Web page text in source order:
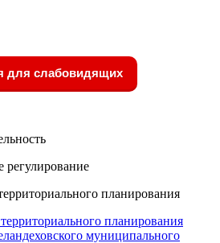
для слабовидящих
регулирование
планирования
планирования
муниципального